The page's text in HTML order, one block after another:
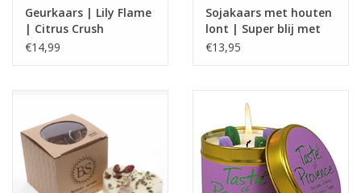
Geurkaars | Lily Flame
| Citrus Crush
€14,99
Sojakaars met houten
lont | Super blij met
en bonus mama zoals
€13,95